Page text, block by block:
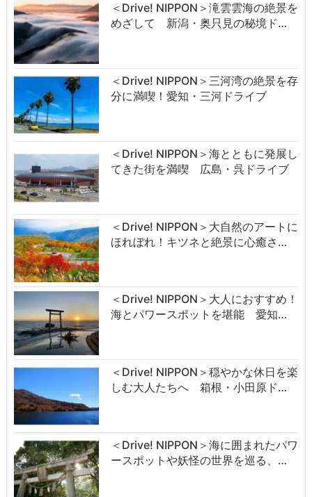
＜Drive! NIPPON＞滝雲雲海の絶景を
めざして 新潟・奥只見の秘境ド…
＜Drive! NIPPON＞三河湾の絶景を存
分に満喫！愛知・三河ドライブ
＜Drive! NIPPON＞海とともに発展し
てきた街を満喫 広島・呉ドライブ
＜Drive! NIPPON＞大自然のアートに
ほれぼれ！キツネと絶景に心癒さ…
＜Drive! NIPPON＞大人におすすめ！
海とパワースポットを堪能 愛知…
＜Drive! NIPPON＞穏やかな休日を楽
しむ大人たちへ 箱根・小田原ド…
＜Drive! NIPPON＞海に囲まれたパワ
ースポットや妖怪の世界を巡る、…